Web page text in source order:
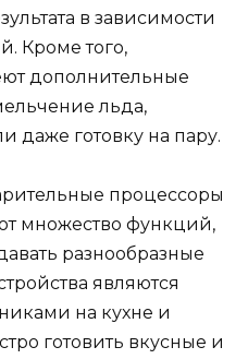
в зависимости
Кроме того,
дополнительные
льда,
даже готовку на пару.
процессоры
множество функций,
разнообразные
являются
на кухне и
готовить вкусные и